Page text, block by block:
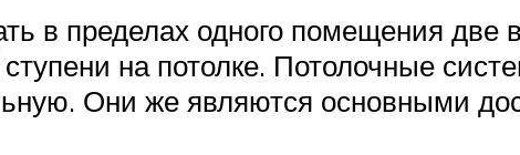
в пределах одного помещения две
на потолке. Потолочные
Они же являются основными